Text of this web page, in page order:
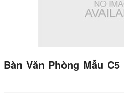
Bàn Văn Phòng Mẫu C5